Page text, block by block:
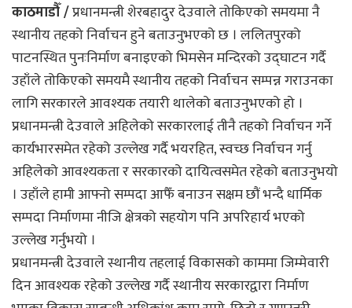
काठमाडौँ /प्रधानमन्त्री शेरबहादुर देउवाले तोकिएको समयमा नै
स्थानीय तहको निर्वाचन हुने बताउनुभएको छ । ललितपुरको
पाटनस्थित पुनःनिर्माण बनाइएको भिमसेन मन्दिरको उद्घाटन गर्दै
उहाँले तोकिएको समयमै स्थानीय तहको निर्वाचन सम्पन्न गराउनका
लागि सरकारले आवश्यक तयारी थालेको बताउनुभएको हो ।
प्रधानमन्त्री देउवाले अहिलेको सरकारलाई तीनै तहको निर्वाचन गर्ने
कार्यभारसमेत रहेको उल्लेख गर्दै भयरहित, स्वच्छ निर्वाचन गर्नु
अहिलेको आवश्यकता र सरकारको दायित्वसमेत रहेको बताउनुभयो
। उहाँले हामी आफ्नो सम्पदा आफैँ बनाउन सक्षम छौं भन्दै धार्मिक
सम्पदा निर्माणमा नीजि क्षेत्रको सहयोग पनि अपरिहार्य भएको
उल्लेख गर्नुभयो ।
प्रधानमन्त्री देउवाले स्थानीय तहलाई विकासको काममा जिम्मेवारी
दिन आवश्यक रहेको उल्लेख गर्दै स्थानीय सरकारद्वारा निर्माण